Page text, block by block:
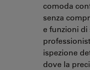
comoda
senza
e funzioni di
ispezione
dove la